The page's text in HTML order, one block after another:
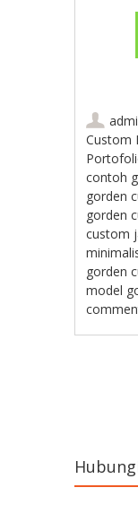
Custom
contoh
gorden
gorden
custom
gorden
model